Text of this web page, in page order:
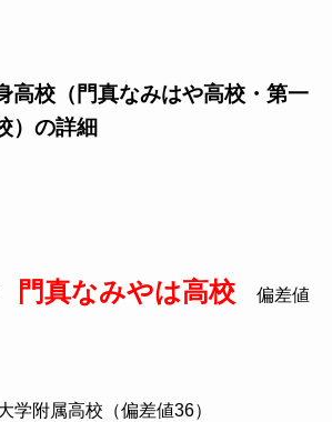
高校（門真なみはや高校・第一
）の詳細
門真なみやは高校 偏差値
学附属高校（偏差値36）